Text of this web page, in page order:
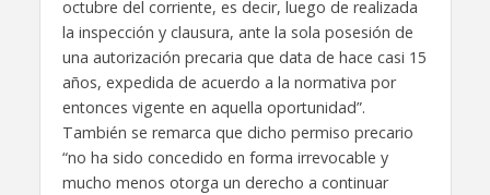
octubre del corriente, es decir, luego de realizada
la inspección y clausura, ante la sola posesión de
una autorización precaria que data de hace casi 15
años, expedida de acuerdo a la normativa por
entonces vigente en aquella oportunidad”.
También se remarca que dicho permiso precario
“no ha sido concedido en forma irrevocable y
mucho menos otorga un derecho a continuar